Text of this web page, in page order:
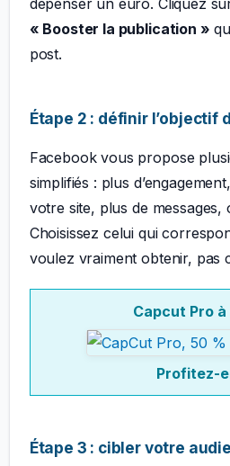
dépenser un euro. Cliquez
« Booster la publication »
post.
Étape 2 : définir l’objectif
Facebook vous propose
simplifiés : plus
votre site, plus de messages,
Choisissez celui qui
voulez vraiment obtenir, pas
Capcut Pro
Profitez-
Étape 3 : cibler votre